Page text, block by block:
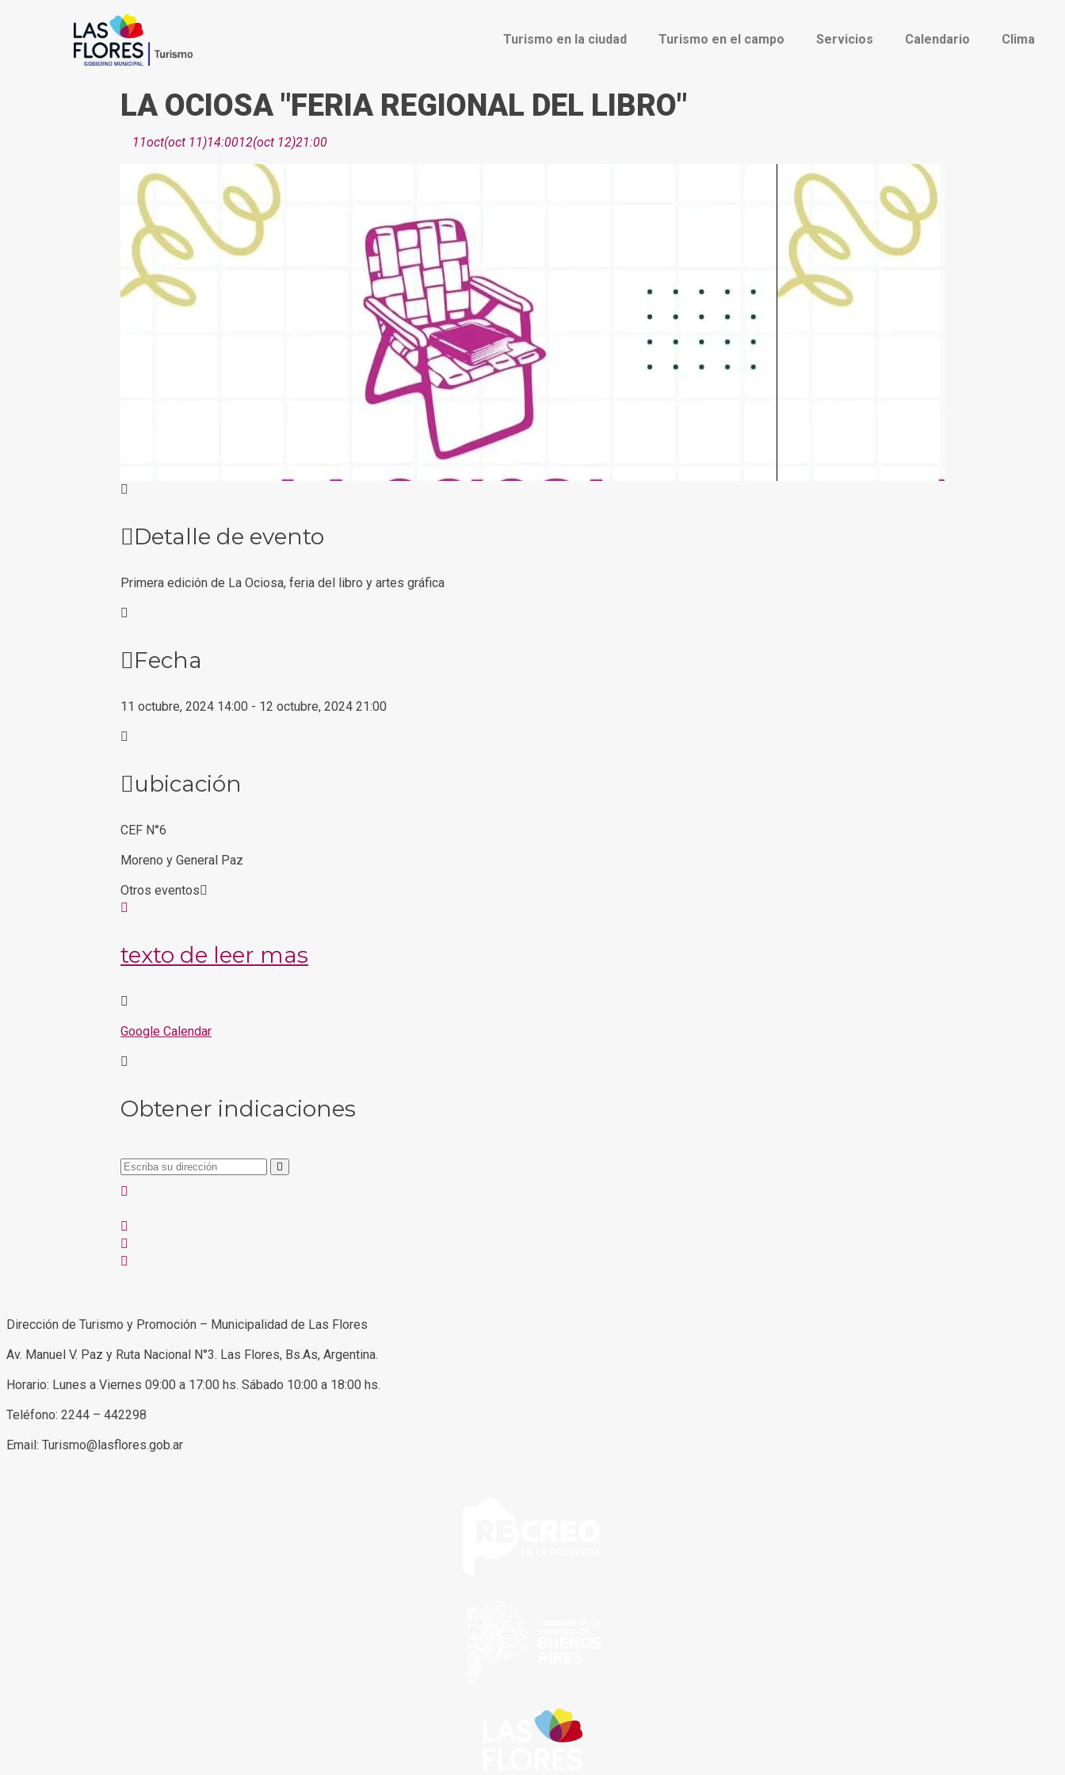
Turismo en la ciudad Turismo en el campo Servicios Calendario Clima
LA OCIOSA "FERIA REGIONAL DEL LIBRO"
11oct(oct 11)14:0012(oct 12)21:00
Detalle de evento
Primera edición de La Ociosa, feria del libro y artes gráfica
Fecha
11 octubre, 2024 14:00 - 12 octubre, 2024 21:00
ubicación
CEF N°6
Moreno y General Paz
Otros eventos
texto de leer mas
Google Calendar
Obtener indicaciones
Dirección de Turismo y Promoción – Municipalidad de Las Flores
Av. Manuel V. Paz y Ruta Nacional N°3. Las Flores, Bs.As, Argentina.
Horario: Lunes a Viernes 09:00 a 17:00 hs. Sábado 10:00 a 18:00 hs.
Teléfono: 2244 – 442298
Email: Turismo@lasflores.gob.ar